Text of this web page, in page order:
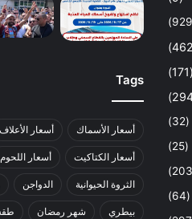
(171)
(32)
(25)
(64)
Tags
أسعار الأسماك أسعار الأعلاف
أسعار الكتاكيت أسعار اللحوم
الثروة الحيوانية الدواجن
بيطري شهر رمضان